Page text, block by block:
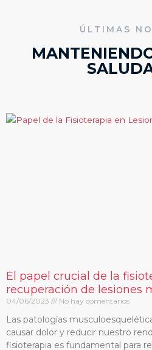
ÚLTIMAS
El papel crucial de la
recuperación de lesiones
04/06/2023 No hay comentarios
Las patologías
causar dolor y reducir nuestro
fisioterapia es fundamental para